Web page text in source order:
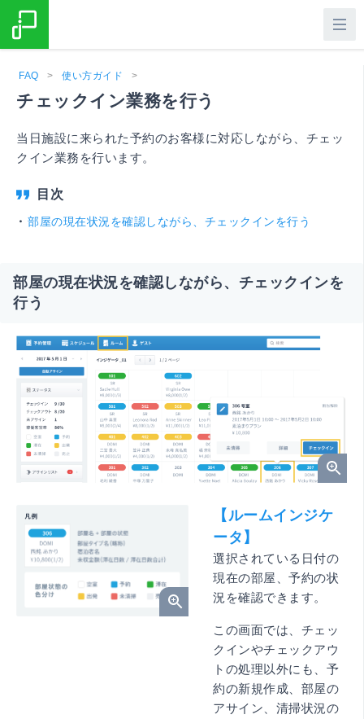
FAQ > 使い方ガイド >
チェックイン業務を行う
当日施設に来られた予約のお客様に対応しながら、チェッ
クイン業務を行います。
部屋の現在状況を確認しながら、チェックインを行う
部屋の現在状況を確認しながら、チェックインを
行う
【ルームインジケ
ータ】
選択されている日付の
現在の部屋、予約の状
況を確認できます。
この画面では、チェッ
クインやチェックアウ
トの処理以外にも、予
約の新規作成、部屋の
アサイン、清掃状況の